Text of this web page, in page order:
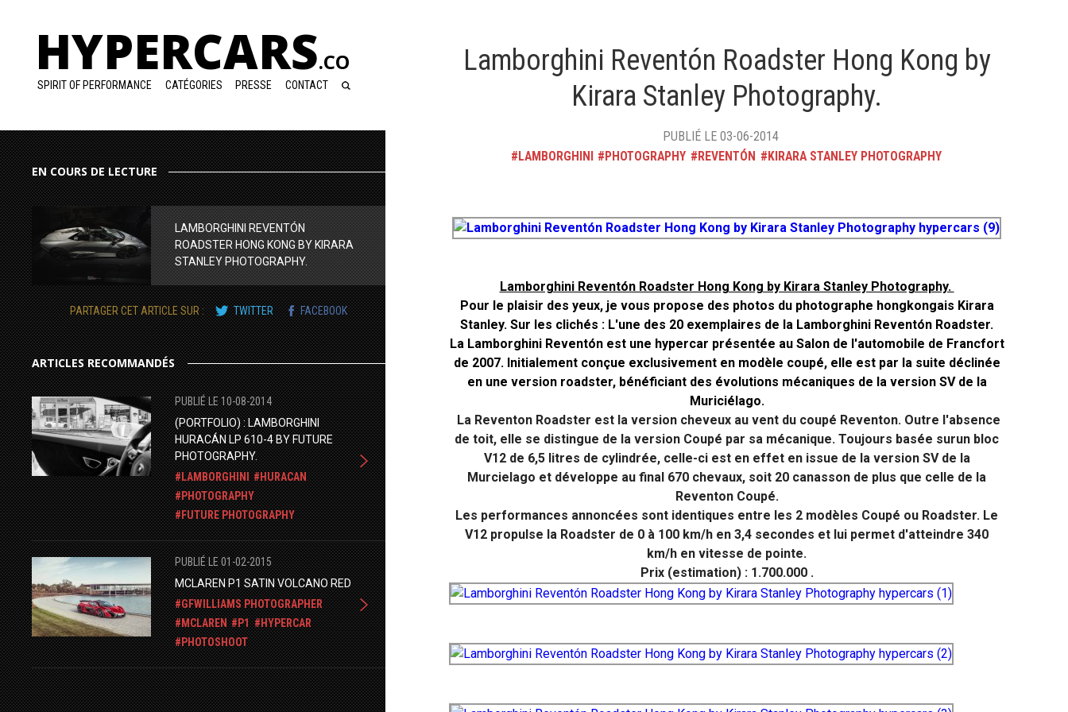
HYPERCARS.CO
SPIRIT OF PERFORMANCE CATÉGORIES PRESSE CONTACT
EN COURS DE LECTURE
LAMBORGHINI REVENTÓN
ROADSTER HONG KONG BY KIRARA
STANLEY PHOTOGRAPHY.
PARTAGER CET ARTICLE SUR : TWITTER FACEBOOK
ARTICLES RECOMMANDÉS
PUBLIÉ LE 10-08-2014
(PORTFOLIO) : LAMBORGHINI
HURACÁN LP 610-4 BY FUTURE
PHOTOGRAPHY.
LAMBORGHINI
HURACAN
PHOTOGRAPHY
FUTURE PHOTOGRAPHY
PUBLIÉ LE 01-02-2015
MCLAREN P1 SATIN VOLCANO RED
GFWILLIAMS PHOTOGRAPHER
MCLAREN
P1
HYPERCAR
PHOTOSHOOT
Lamborghini Reventón Roadster Hong Kong by
Kirara Stanley Photography.
PUBLIÉ LE 03-06-2014
LAMBORGHINI
PHOTOGRAPHY REVENTÓN KIRARA STANLEY PHOTOGRAPHY
Lamborghini Reventón Roadster Hong Kong by Kirara Stanley Photography.
Pour le plaisir des yeux, je vous propose des photos du photographe hongkongais Kirara
Stanley. Sur les clichés : L'une des 20 exemplaires de la Lamborghini Reventón Roadster.
La Lamborghini Reventón est une hypercar présentée au Salon de l'automobile de Francfort
de 2007. Initialement conçue exclusivement en modèle coupé, elle est par la suite déclinée
en une version roadster, bénéficiant des évolutions mécaniques de la version SV de la
Muriciélago.
La Reventon Roadster est la version cheveux au vent du coupé Reventon. Outre l'absence
de toit, elle se distingue de la version Coupé par sa mécanique. Toujours basée surun bloc
V12 de 6,5 litres de cylindrée, celle-ci est en effet en issue de la version SV de la
Murcielago et développe au final 670 chevaux, soit 20 canasson de plus que celle de la
Reventon Coupé.
Les performances annoncées sont identiques entre les 2 modèles Coupé ou Roadster. Le
V12 propulse la Roadster de 0 à 100 km/h en 3,4 secondes et lui permet d'atteindre 340
km/h en vitesse de pointe.
Prix (estimation) : 1.700.000 .